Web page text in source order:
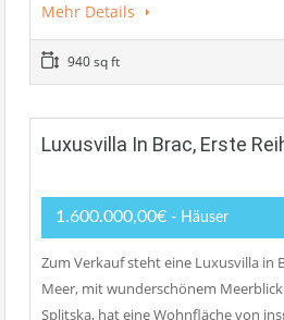
Mehr Details
940 sq ft
Luxusvilla In Brac, Erste
1.600.000,00€ - Häuser
Zum Verkauf steht eine Luxusvilla in
Meer, mit wunderschönem
Splitska, hat eine Wohnfläche von